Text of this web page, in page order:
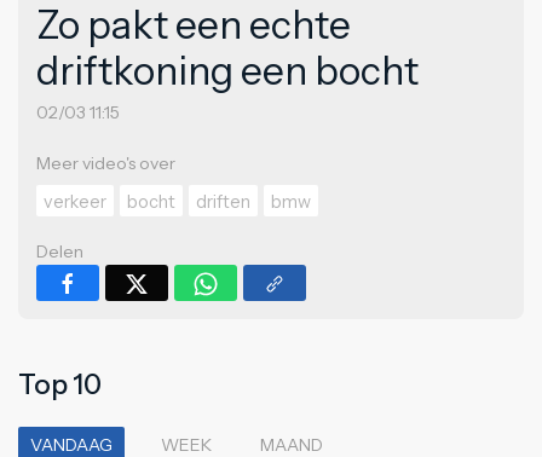
Zo pakt een echte
driftkoning een bocht
02/03 11:15
Meer video's over
verkeer
bocht driften bmw
Delen
Top 10
VANDAAG WEEK MAAND